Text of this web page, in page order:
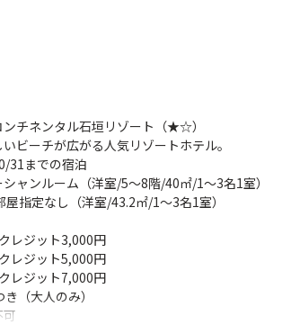
動日にかかる場合、飛行機とフェリーの時間にご
て最低90分以上必要です。必ずスケジュールを
り追加代金がかかります。
注意事項欄をご確認ください。
典はお客様ご自身でホテルへ事前予約が必要で
【重要なお知らせ】は、『旅行条件』内「設定ホ
子様でも、施設使用料・食事代金（ご希望の方
メージ）
チネンタル石垣リゾート（★☆）
ビーチが広がる人気リゾートホテル。
31までの宿泊
シャンルーム（洋室/5～8階/40㎡/1～3名1室）
屋指定なし（洋室/43.2㎡/1～3名1室）
レジット3,000円
レジット5,000円
レジット7,000円
（大人のみ）